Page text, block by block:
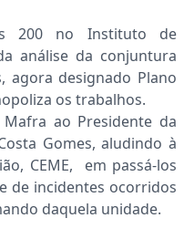
200 no Instituto de
análise da conjuntura
agora designado Plano
os trabalhos.
ao Presidente da
Gomes, aludindo à
CEME, em passá-los
de incidentes ocorridos
daquela unidade.